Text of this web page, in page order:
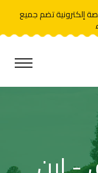
إلكترونية تضم جميع